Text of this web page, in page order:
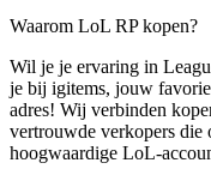
Waarom LoL RP kopen?
Wil je je ervaring in
je bij igitems, jouw
adres! Wij verbinden
vertrouwde verkopers die
hoogwaardige LoL-